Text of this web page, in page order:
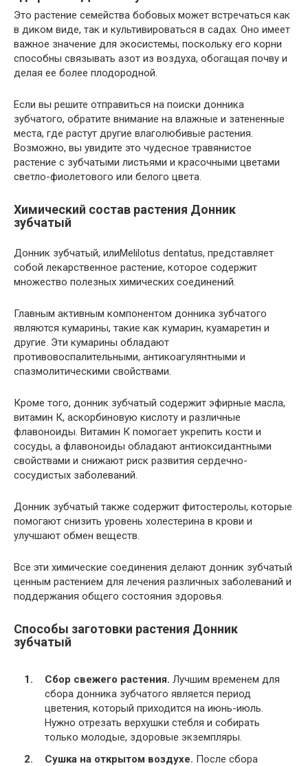
Это растение семейства бобовых может встречаться как
в диком виде, так и культивироваться в садах. Оно имеет
важное значение для экосистемы, поскольку его корни
способны связывать азот из воздуха, обогащая почву и
делая ее более плодородной.
Если вы решите отправиться на поиски донника
зубчатого, обратите внимание на влажные и затененные
места, где растут другие влаголюбивые растения.
Возможно, вы увидите это чудесное травянистое
растение с зубчатыми листьями и красочными цветами
светло-фиолетового или белого цвета.
Химический состав растения Донник
зубчатый
Донник зубчатый, илиMelilotus dentatus, представляет
собой лекарственное растение, которое содержит
множество полезных химических соединений.
Главным активным компонентом донника зубчатого
являются кумарины, такие как кумарин, куамаретин и
другие. Эти кумарины обладают
противовоспалительными, антикоагулянтными и
спазмолитическими свойствами.
Кроме того, донник зубчатый содержит эфирные масла,
витамин К, аскорбиновую кислоту и различные
флавоноиды. Витамин К помогает укрепить кости и
сосуды, а флавоноиды обладают антиоксидантными
свойствами и снижают риск развития сердечно-
сосудистых заболеваний.
Донник зубчатый также содержит фитостеролы, которые
помогают снизить уровень холестерина в крови и
улучшают обмен веществ.
Все эти химические соединения делают донник зубчатый
ценным растением для лечения различных заболеваний и
поддержания общего состояния здоровья.
Способы заготовки растения Донник
зубчатый
Сбор свежего растения. Лучшим временем для
сбора донника зубчатого является период
цветения, который приходится на июнь-июль.
Нужно отрезать верхушки стебля и собирать
только молодые, здоровые экземпляры.
Сушка на открытом воздухе. После сбора